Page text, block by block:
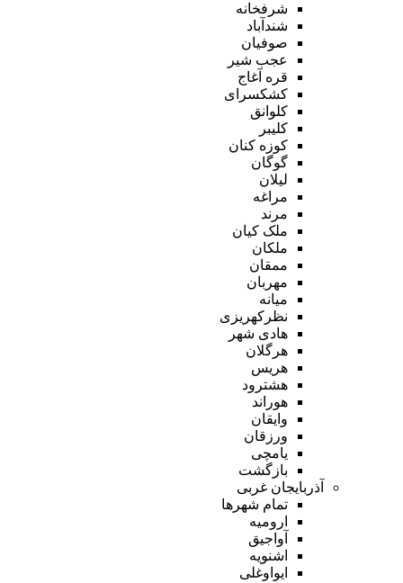
شرفخانه
شندآباد
صوفیان
عجب شیر
قره آغاج
کشکسرای
کلوانق
کلیبر
کوزه کنان
گوگان
لیلان
مراغه
مرند
ملک کیان
ملکان
ممقان
مهربان
میانه
نظرکهریزی
هادی شهر
هرگلان
هریس
هشترود
هوراند
وایقان
ورزقان
یامچی
بازگشت
آذربایجان غربی
تمام شهر‌ها
ارومیه
آواجیق
اشنویه
ایواوغلی